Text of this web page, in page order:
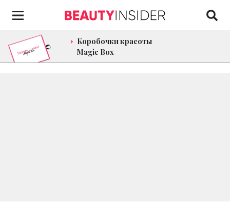
Коробочки красоты
Magic Box